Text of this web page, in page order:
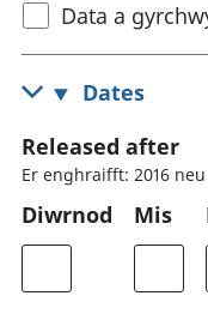
Data a
Dates
Released after
Er enghraifft: 2016 neu
Diwrnod Mis